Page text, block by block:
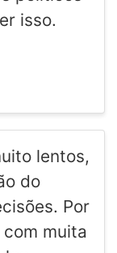
isso.
lentos,
do
Por
muita